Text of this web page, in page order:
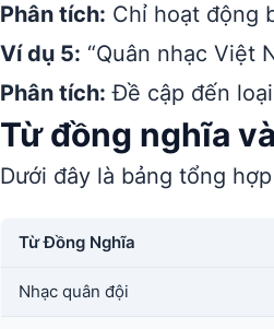
Phân tích: Chỉ hoạt động
Ví dụ 5: “Quân nhạc Việt
Phân tích: Đề cập đến
Từ đồng nghĩa
Dưới đây là bảng tổng
Từ Đồng Nghĩa
Nhạc quân đội